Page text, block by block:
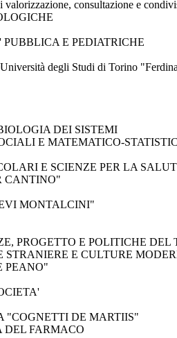
consultazione e
E PEDIATRICHE
degli Studi di Torino
DEI SISTEMI
E MATEMATICO-
E SCIENZE PER LA
CANTINO"
MONTALCINI"
PROGETTO E POLITICHE DEL
STRANIERE E CULTURE
PEANO"
"COGNETTI DE MARTIIS"
DEL FARMACO